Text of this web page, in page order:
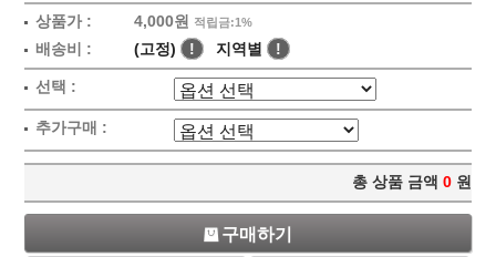
상품가 : 4,000원 적립금:1%
배송비 : (고정) ! 지역별 !
선택 :
추가구매 :
총 상품 금액 0 원
구매하기